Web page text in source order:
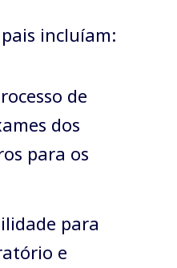
incluíam:
de
dos
para os
para
e